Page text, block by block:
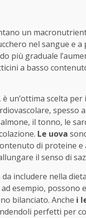
un
nel sangue e
più graduale
a basso
un’ottima scelta
spesso
il tonno, le
Le uova
di proteine
il senso di
includere nella
esempio, possono
bilanciato. Anche i
perfetti per